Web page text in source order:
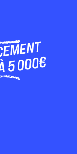
5 000€